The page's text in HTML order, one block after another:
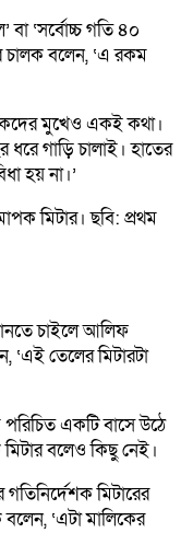
বা ‘সর্বোচ্চ গতি ৪০
চালক বলেন, ‘এ রকম
মুখেও একই কথা।
ধরে গাড়ি চালাই। হাতের
হয় না।’
চাইলে আলিফ
‘এই তেলের মিটারটা
পরিচিত একটি বাসে উঠে
মিটার বলেও কিছু নেই।
মিটারের
‘এটা মালিকের